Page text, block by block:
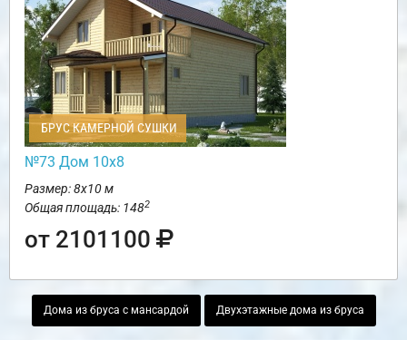
БРУС КАМЕРНОЙ СУШКИ
№73 Дом 10х8
Размер: 8х10 м
Общая площадь: 1482
от 2101100
Дома из бруса с мансардой Двухэтажные дома из бруса